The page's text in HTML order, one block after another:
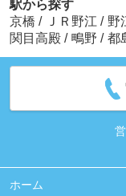
駅から探す
京橋 / ＪＲ野江 / 野
関目高殿 / 鴫野 / 都
ホーム